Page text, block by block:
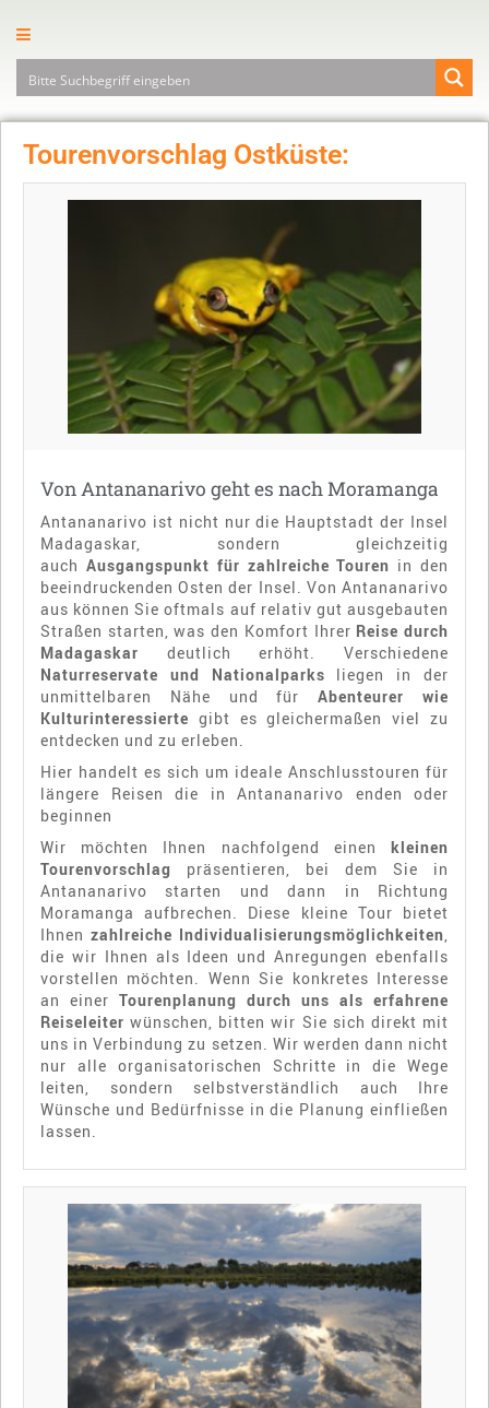
Tourenvorschlag Ostküste:
Von Antananarivo geht es nach Moramanga
Antananarivo ist nicht nur die Hauptstadt der Insel
Madagaskar, sondern gleichzeitig
auch Ausgangspunkt für zahlreiche Touren in den
beeindruckenden Osten der Insel. Von Antananarivo
aus können Sie oftmals auf relativ gut ausgebauten
Straßen starten, was den Komfort Ihrer Reise durch
Madagaskar deutlich erhöht. Verschiedene
Naturreservate und Nationalparks liegen in der
unmittelbaren Nähe und fürAbenteurer wie
Kulturinteressierte gibt es gleichermaßen viel zu
entdecken und zu erleben.
Hier handelt es sich um ideale Anschlusstouren für
längere Reisen die in Antananarivo enden oder
beginnen
Wir möchten Ihnen nachfolgend einen kleinen
Tourenvorschlag
präsentieren, bei dem Sie in
Antananarivo starten und dann in Richtung
Moramanga aufbrechen. Diese kleine Tour bietet
Ihnen zahlreiche Individualisierungsmöglichkeiten,
die wir Ihnen als Ideen und Anregungen ebenfalls
vorstellen möchten. Wenn Sie konkretes Interesse
an einer Tourenplanung durch uns als erfahrene
Reiseleiter wünschen, bitten wir Sie sich direkt mit
uns in Verbindung zu setzen. Wir werden dann nicht
nur alle organisatorischen Schritte in die Wege
leiten, sondern selbstverständlich auch Ihre
Wünsche und Bedürfnisse in die Planung einfließen
lassen.